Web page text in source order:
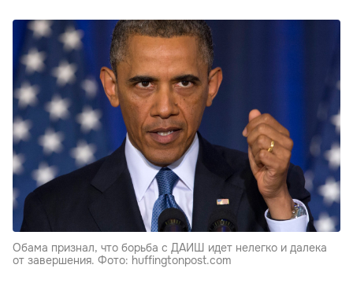
Обама признал, что борьба с ДАИШ идет нелегко и далека
от завершения. Фото: huffingtonpost.com